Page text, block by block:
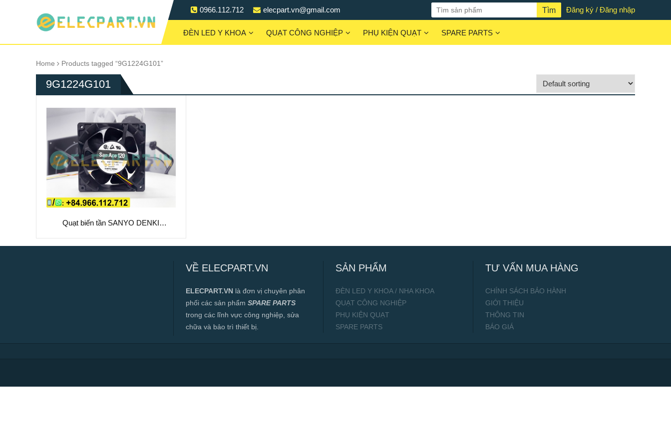
0966.112.712 elecpart.vn@gmail.com Đăng ký / Đăng nhập
ĐÈN LED Y KHOA QUẠT CÔNG NGHIỆP PHỤ KIỆN QUẠT SPARE PARTS
Home Products tagged “9G1224G101”
9G1224G101
Quạt biến tần SANYO DENKI
VỀ ELECPART.VN
ELECPART.VN là đơn vị chuyên phân
phối các sản phẩm SPARE PARTS
trong các lĩnh vực công nghiệp, sửa
chữa và bảo trì thiết bị.
SẢN PHẨM
ĐÈN LED Y KHOA / NHA KHOA
QUẠT CÔNG NGHIỆP
PHỤ KIỆN QUẠT
SPARE PARTS
TƯ VẤN MUA HÀNG
CHÍNH SÁCH BẢO HÀNH
GIỚI THIỆU
THÔNG TIN
BÁO GIÁ